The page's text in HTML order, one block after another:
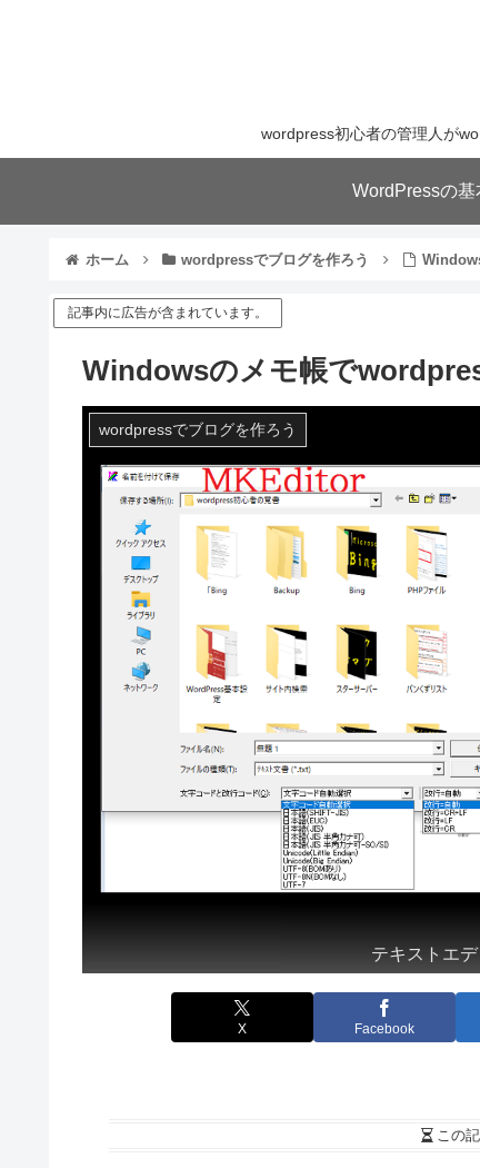
wordpress初心者の管理人が
WordPressの
ホーム wordpressでブログを作ろう
記事内に広告が含まれています。
Windowsのメモ帳で
wordpressでブログを作ろう
テキストエ
X Facebook
この